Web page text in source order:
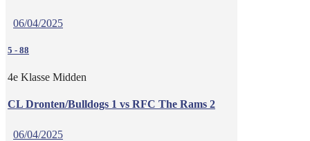
06/04/2025
5 - 88
4e Klasse Midden
CL Dronten/Bulldogs 1 vs RFC The Rams 2
06/04/2025